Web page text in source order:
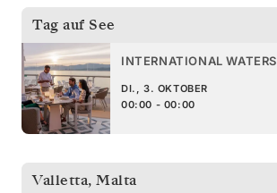
Tag auf See
INTERNATIONAL WATERS
DI., 3. OKTOBER
00:00 - 00:00
Valletta, Malta